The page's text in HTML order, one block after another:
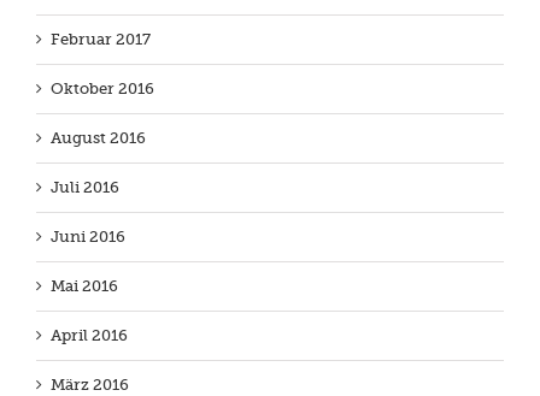
Februar 2017
Oktober 2016
August 2016
Juli 2016
Juni 2016
Mai 2016
April 2016
März 2016